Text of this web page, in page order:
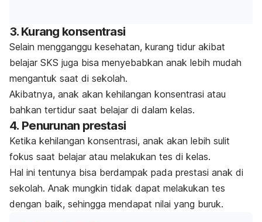
3. Kurang konsentrasi
Selain mengganggu kesehatan, kurang tidur akibat
belajar SKS juga bisa menyebabkan anak lebih mudah
mengantuk saat di sekolah.
Akibatnya, anak akan kehilangan konsentrasi atau
bahkan tertidur saat belajar di dalam kelas.
4. Penurunan prestasi
Ketika kehilangan konsentrasi, anak akan lebih sulit
fokus saat belajar atau melakukan tes di kelas.
Hal ini tentunya bisa berdampak pada prestasi anak di
sekolah. Anak mungkin tidak dapat melakukan tes
dengan baik, sehingga mendapat nilai yang buruk.